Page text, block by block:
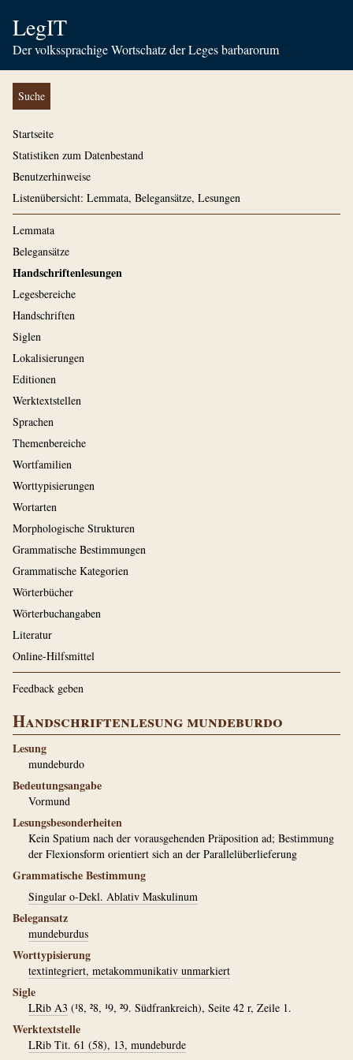
LegIT
Der volkssprachige Wortschatz der Leges barbarorum
Suche
Startseite
Statistiken zum Datenbestand
Benutzerhinweise
Listenübersicht: Lemmata, Belegansätze, Lesungen
Lemmata
Belegansätze
Handschriftenlesungen
Legesbereiche
Handschriften
Siglen
Lokalisierungen
Editionen
Werktextstellen
Sprachen
Themenbereiche
Wortfamilien
Worttypisierungen
Wortarten
Morphologische Strukturen
Grammatische Bestimmungen
Grammatische Kategorien
Wörterbücher
Wörterbuchangaben
Literatur
Online-Hilfsmittel
Feedback geben
Handschriftenlesung mundeburdo
Lesung
mundeburdo
Bedeutungsangabe
Vormund
Lesungsbesonderheiten
Kein Spatium nach der vorausgehenden Präposition ad; Bestimmung
der Flexionsform orientiert sich an der Parallelüberlieferung
Grammatische Bestimmung
Singular o-Dekl. Ablativ Maskulinum
Belegansatz
mundeburdus
Worttypisierung
textintegriert, metakommunikativ unmarkiert
Sigle
LRib A3 (¹8, ²8, ¹9, ²9. Südfrankreich), Seite 42 r, Zeile 1.
Werktextstelle
LRib Tit. 61 (58), 13, mundeburde